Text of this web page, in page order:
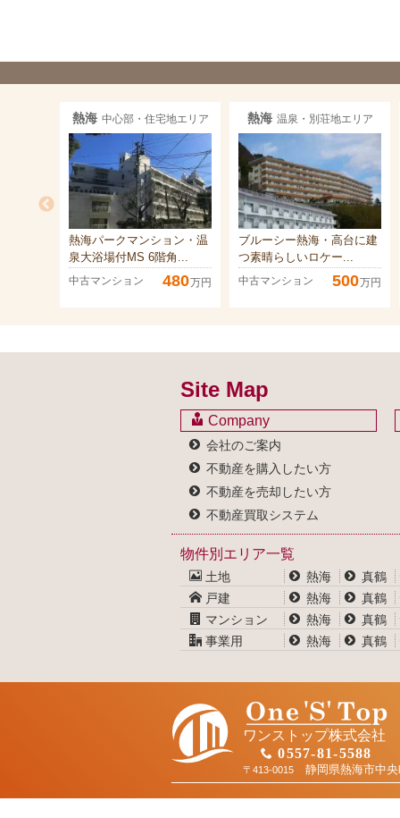
熱海 中心部・住宅地エリア
熱海パークマンション・温
泉大浴場付MS 6階角...
中古マンション 480万円
熱海 温泉・別荘地エリア
ブルーシー熱海・高台に建
つ素晴らしいロケー...
中古マンション 500万円
Site Map
Company
会社のご案内
不動産を購入したい方
不動産を売却したい方
不動産買取システム
物件別エリア一覧
土地 熱海
真鶴
戸建
熱海
真鶴
マンション
熱海
真鶴
事業用
熱海 真鶴
ワンストップ株式会社
0557-81-5588
〒413-0015 静岡県熱海市中